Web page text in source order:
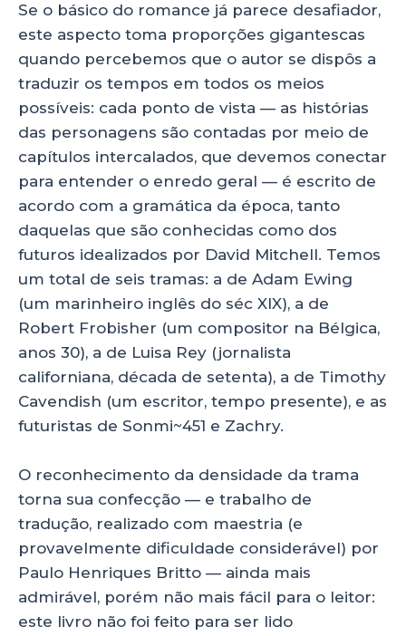
Se o básico do romance já parece desafiador,
este aspecto toma proporções gigantescas
quando percebemos que o autor se dispôs a
traduzir os tempos em todos os meios
possíveis: cada ponto de vista — as histórias
das personagens são contadas por meio de
capítulos intercalados, que devemos conectar
para entender o enredo geral — é escrito de
acordo com a gramática da época, tanto
daquelas que são conhecidas como dos
futuros idealizados por David Mitchell. Temos
um total de seis tramas: a de Adam Ewing
(um marinheiro inglês do séc XIX), a de
Robert Frobisher (um compositor na Bélgica,
anos 30), a de Luisa Rey (jornalista
californiana, década de setenta), a de Timothy
Cavendish (um escritor, tempo presente), e as
futuristas de Sonmi~451 e Zachry.
O reconhecimento da densidade da trama
torna sua confecção — e trabalho de
tradução, realizado com maestria (e
provavelmente dificuldade considerável) por
Paulo Henriques Britto — ainda mais
admirável, porém não mais fácil para o leitor:
este livro não foi feito para ser lido